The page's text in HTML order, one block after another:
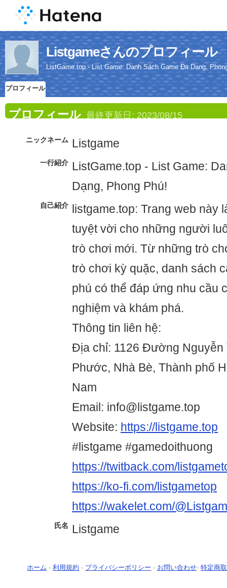
Listgameさんのプロフィール
ListGame.top - List Game: Danh Sách Game Đa Dạng,
プロフィール
プロフィール 最終更新日: 2023/08/15
ニックネーム Listgame
一行紹介 ListGame.top - List Game:
Dạng, Phong Phú!
自己紹介
listgame.top: Trang web này
tuyệt vời cho những người
trò chơi mới. Từ những trò
trò chơi kỳ quặc, danh sách
phú có thể đáp ứng nhu cầu
nghiệm và khám phá.
Thông tin liên hệ:
Địa chỉ: 1126 Đường Nguyễn
Phước, Nhà Bè, Thành phố
Nam
Email: info@listgame.top
Website: https://listgame.top
#listgame #gamedoithuong
https://twitback.com/
https://ko-fi.com/listgametop
https://wakelet.com/
氏名 Listgame
ホーム - 利用規約 - プライバシーポリシー - お問い合わせ- 特定商